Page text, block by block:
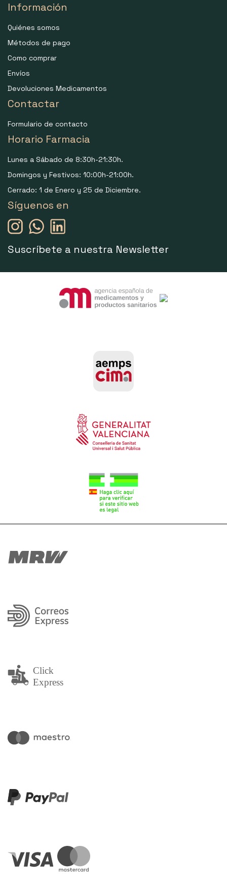
Información
Quiénes somos
Métodos de pago
Como comprar
Envíos
Devoluciones Medicamentos
Contactar
Formulario de contacto
Horario Farmacia
Lunes a Sábado de 8:30h-21:30h.
Domingos y Festivos: 10:00h-21:00h.
Cerrado: 1 de Enero y 25 de Diciembre.
Síguenos en
Suscríbete a nuestra Newsletter